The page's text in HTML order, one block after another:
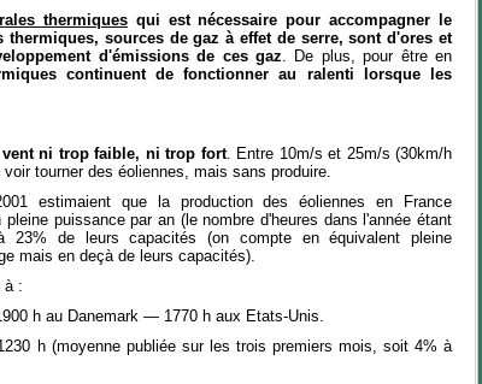
thermiquesqui est nécessaire pour accompagner le
sources de gaz à effet de serre, sont d'ores et
d'émissions de ces gaz. De plus, pour être en
continuent de fonctionner au ralenti lorsque les
ni trop faible, ni trop fort. Entre 10m/s et 25m/s (30km/h
tourner des éoliennes, mais sans produire.
estimaient que la production des éoliennes en France
puissance par an (le nombre d'heures dans l'année étant
de leurs capacités (on compte en équivalent pleine
mais en deçà de leurs capacités).
à :
h au Danemark — 1770 h aux Etats-Unis.
h (moyenne publiée sur les trois premiers mois, soit 4% à